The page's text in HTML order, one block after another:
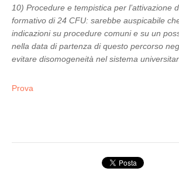
10) Procedure e tempistica per l’attivazione
formativo di 24 CFU: sarebbe auspicabile
indicazioni su procedure comuni e su un
nella data di partenza di questo percorso
evitare disomogeneità nel sistema
Prova